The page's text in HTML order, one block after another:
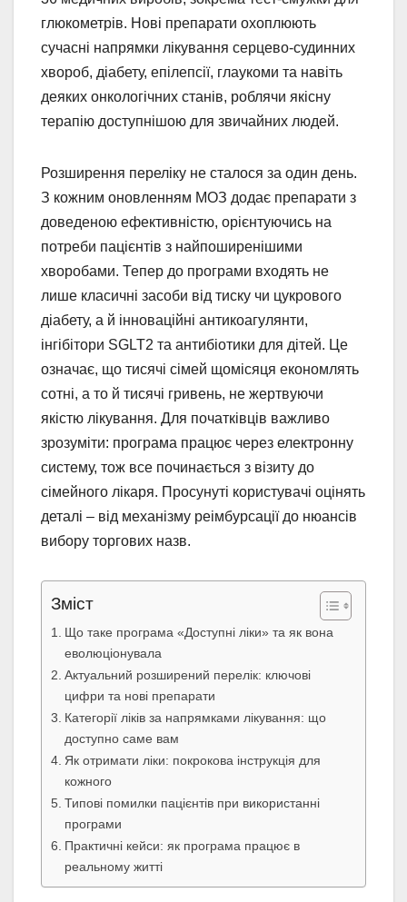
глюкометрів. Нові препарати охоплюють
сучасні напрямки лікування серцево-судинних
хвороб, діабету, епілепсії, глаукоми та навіть
деяких онкологічних станів, роблячи якісну
терапію доступнішою для звичайних людей.
Розширення переліку не сталося за один день.
З кожним оновленням МОЗ додає препарати з
доведеною ефективністю, орієнтуючись на
потреби пацієнтів з найпоширенішими
хворобами. Тепер до програми входять не
лише класичні засоби від тиску чи цукрового
діабету, а й інноваційні антикоагулянти,
інгібітори SGLT2 та антибіотики для дітей. Це
означає, що тисячі сімей щомісяця економлять
сотні, а то й тисячі гривень, не жертвуючи
якістю лікування. Для початківців важливо
зрозуміти: програма працює через електронну
систему, тож все починається з візиту до
сімейного лікаря. Просунуті користувачі оцінять
деталі – від механізму реімбурсації до нюансів
вибору торгових назв.
Зміст
Що таке програма «Доступні ліки» та як вона
еволюціонувала
Актуальний розширений перелік: ключові
цифри та нові препарати
Категорії ліків за напрямками лікування: що
доступно саме вам
Як отримати ліки: покрокова інструкція для
кожного
Типові помилки пацієнтів при використанні
програми
Практичні кейси: як програма працює в
реальному житті